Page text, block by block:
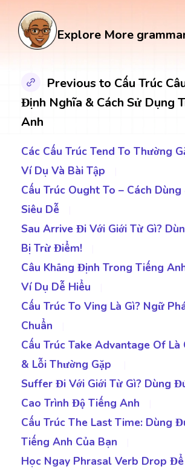
Explore More
Previous to Cấu Trúc
Định Nghĩa & Cách Sử Dụng
Anh
Các Cấu Trúc Tend To Thường
Ví Dụ Và Bài Tập
Cấu Trúc Ought To – Cách
Siêu Dễ
Sau Arrive Đi Với Giới Từ Gì?
Bị Trừ Điểm!
Câu Khẳng Định Trong Tiếng
Ví Dụ Dễ Hiểu
Cấu Trúc To Ving Là Gì? Ngữ
Chuẩn
Cấu Trúc Take Advantage Of Là
& Lỗi Thường Gặp
Suffer Đi Với Giới Từ Gì? Dùng
Cao Trình Độ Tiếng Anh
Cấu Trúc The Last Time: Dùng
Tiếng Anh Của Bạn
Học Ngay Phrasal Verb Drop